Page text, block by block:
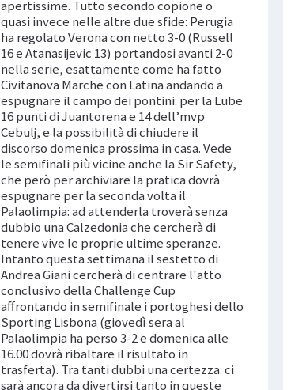
apertissime. Tutto secondo copione o
quasi invece nelle altre due sfide: Perugia
ha regolato Verona con netto 3-0 (Russell
16 e Atanasijevic 13) portandosi avanti 2-0
nella serie, esattamente come ha fatto
Civitanova Marche con Latina andando a
espugnare il campo dei pontini: per la Lube
16 punti di Juantorena e 14 dell’mvp
Cebulj, e la possibilità di chiudere il
discorso domenica prossima in casa. Vede
le semifinali più vicine anche la Sir Safety,
che però per archiviare la pratica dovrà
espugnare per la seconda volta il
Palaolimpia: ad attenderla troverà senza
dubbio una Calzedonia che cercherà di
tenere vive le proprie ultime speranze.
Intanto questa settimana il sestetto di
Andrea Giani cercherà di centrare l'atto
conclusivo della Challenge Cup
affrontando in semifinale i portoghesi dello
Sporting Lisbona (giovedì sera al
Palaolimpia ha perso 3-2 e domenica alle
16.00 dovrà ribaltare il risultato in
trasferta). Tra tanti dubbi una certezza: ci
sarà ancora da divertirsi tanto in queste